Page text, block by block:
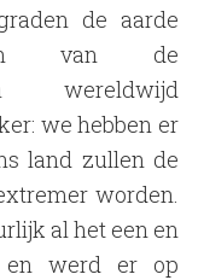
de aarde
van de
wereldwijd
we hebben er
land zullen de
worden.
al het een en
en werd er op